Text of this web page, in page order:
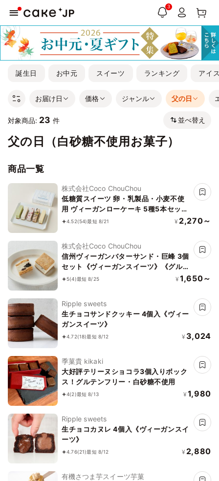
3
誕生日 お中元 スイーツ ランキング アイ
お届け日 価格 ジャンル 父の日
対象商品: 23 件 並べ替え
父の日（白砂糖不使用お菓子）
商品一覧
株式会社Coco ChouChou
低糖質スイーツ 卵・乳製品・小麦不使
用 ヴィーガンローケーキ 5種5本セット
《ヴィーガンスイーツ》《ロースイー
4.52(54)最短 8/21 ¥ 2,270～
株式会社Coco ChouChou
信州ヴィーガンバターサンド・巨峰 3個
セット《ヴィーガンスイーツ》《グルテ
ンフリー》
5(4)最短 8/25 ¥ 1,650～
Ripple sweets
生チョコサンドクッキー 4個入《ヴィー
ガンスイーツ》
4.72(18)最短 8/12 ¥ 3,024
季菓貴 kikaki
大好評テリーヌショコラ3個入りボック
ス！グルテンフリー・白砂糖不使用
4(2)最短 8/13 ¥ 1,980
Ripple sweets
生チョコカヌレ 4個入《ヴィーガンスイ
ーツ》
4.76(21)最短 8/12 ¥ 2,880
有機さつま芋スイーツ芋菓